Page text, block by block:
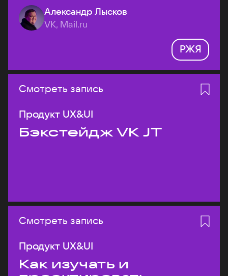
Александр Лысков
VK, Mail.ru
РЖЯ
Смотреть запись
Продукт UX&UI
Бэкстейдж VK JT
Смотреть запись
Продукт UX&UI
Как изучать и